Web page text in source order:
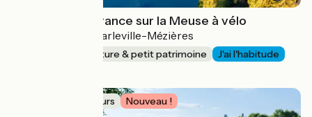
Histoire(s) de France sur la Meuse à vélo
Neufchâteau > Charleville-Mézières
Nature & petit patrimoine
J'ai l'habitude
Idée de parcours Nouveau !